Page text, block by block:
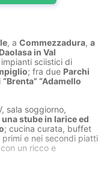
, a Commezzadura, a
in Val
sciistici di
; fra due Parchi
“Brenta” “Adamello
sala soggiorno,
stube in larice ed
; cucina curata, buffet
e nei secondi piatti
un ricco e